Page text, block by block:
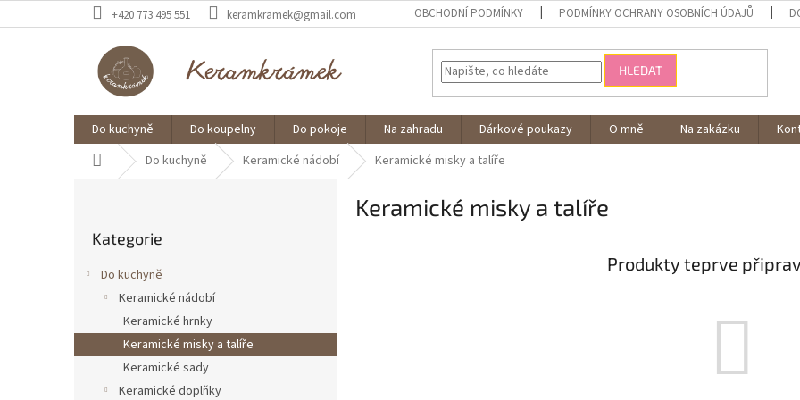
na
+420 773 495 551 keramkramek@gmail.com OBCHODNÍ PODMÍNKY PODMÍNKY OCHRANY OSOBNÍCH ÚDAJŮ
HLEDAT
Do kuchyně Do koupelny Do pokoje Na zahradu Dárkové poukazy O mně Na zakázku
Domů Do kuchyně Keramické nádobí Keramické misky a talíře
kategorie
Kategorie
Do kuchyně
Keramické nádobí
Keramické hrnky
Keramické misky a talíře
Keramické sady
Keramické doplňky
Keramické misky a talíře
Produkty teprve